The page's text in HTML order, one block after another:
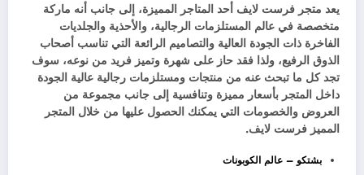
يعد متجر فرست لايف أحد المتاجر المميزة، إلى جانب أنه ماركة
متخصصة في عالم المستلزمات الرجالية، والأحذية والجلديات
الفاخرة ذات الجودة العالية والتصاميم الرائعة التي تناسب أصحاب
الذوق الرفيع، ولذا فقد حاز على شهرة وتميز فريد من نوعه، سوف
تجد كل ما تبحث عنه من منتجات ومستلزمات رجالية عالية الجودة
داخل المتجر بأسعار مميزة وتنافسية إلى جانب مجموعة من
العروض والخصومات التي يمكنك الحصول عليها من خلال المتجر
المميز فرست لايف.
بشتكو – عالم الكوبونات